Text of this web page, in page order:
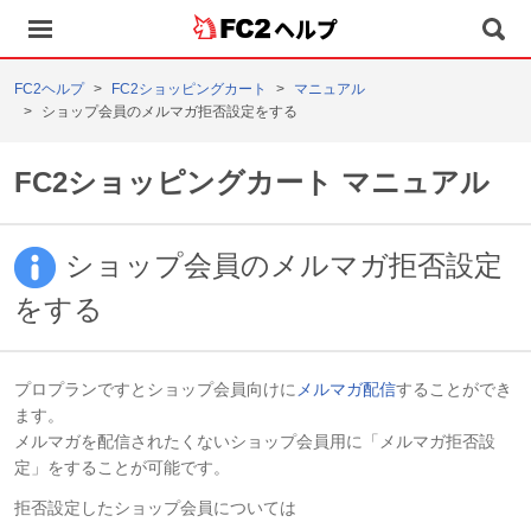
ヘルプ
FC2ヘルプ FC2ショッピングカート
マニュアル
ショップ会員のメルマガ拒否設定をする
FC2ショッピングカート マニュアル
ショップ会員のメルマガ拒否設定
をする
プロプランですとショップ会員向けに メルマガ配信することができ
ます。
メルマガを配信されたくないショップ会員用に「メルマガ拒否設
定」をすることが可能です。
拒否設定したショップ会員については